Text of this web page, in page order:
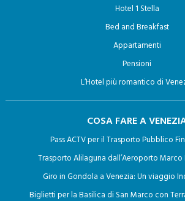
Hotel 3 Stelle
Hotel 2 Stelle
Hotel 1 Stella
Bed and Breakfast
Appartamenti
Pensioni
L’Hotel più romantico di
COSA FARE A
Pass ACTV per il Trasporto Pubblico
Trasporto Alilaguna dall’Aeroporto